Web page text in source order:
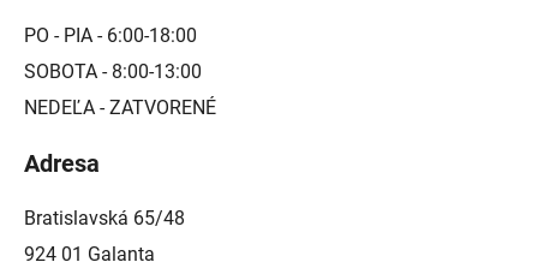
PO - PIA - 6:00-18:00
SOBOTA - 8:00-13:00
NEDEĽA - ZATVORENÉ
Adresa
Bratislavská 65/48
924 01 Galanta